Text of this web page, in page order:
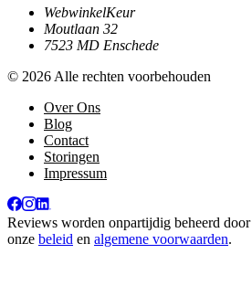
WebwinkelKeur
Moutlaan 32
7523 MD Enschede
© 2026 Alle rechten voorbehouden
Over Ons
Blog
Contact
Storingen
Impressum
Reviews worden onpartijdig beheerd door
onze beleid en algemene voorwaarden.